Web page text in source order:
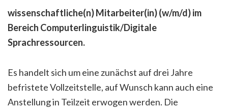
wissenschaftliche(n) Mitarbeiter(in) (w/m/d) im
Bereich Computerlinguistik/Digitale
Sprachressourcen.
Es handelt sich um eine zunächst auf drei Jahre
befristete Vollzeitstelle, auf Wunsch kann auch eine
Anstellung in Teilzeit erwogen werden. Die